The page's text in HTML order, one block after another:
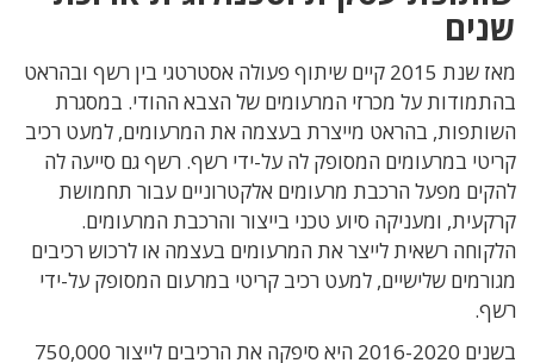
שנים
מאז שנת 2015 קיים שיתוף פעולה אסטרטגי בין רשף ובהראט
בהתמודות על מכרזי המרעומים של הצבא ההודי. במסגרת
השותפות, בהראט מייצרת בעצמה את המרעומים, למעט רכיב
קריטי במרעומים המסופק לה על-ידי רשף. רשף גם סייעה לה
להקים מפעל הרכבת מרעומים אלקטרוניים עבור תחמושת
קרקעית, ומעניקה סיוע טכני בייצור והרכבת המרעומים.
הלקוחה רשאית לייצר את המרעומים בעצמה או לרכוש רכיבים
מגורמים שלישיים, למעט רכיב קריטי במרעום המסופק על-ידי
רשף.
בשנים 2016-2020 היא סיפקה את הרכיבים לייצור 750,000